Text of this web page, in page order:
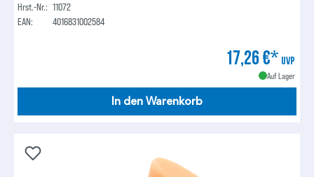
Hrst.-Nr.: 11072
EAN:
4016831002584
17,26 €* UVP
Auf Lager
In den Warenkorb